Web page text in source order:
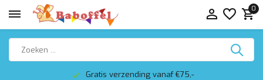
0
Gratis verzending vanaf €75,-